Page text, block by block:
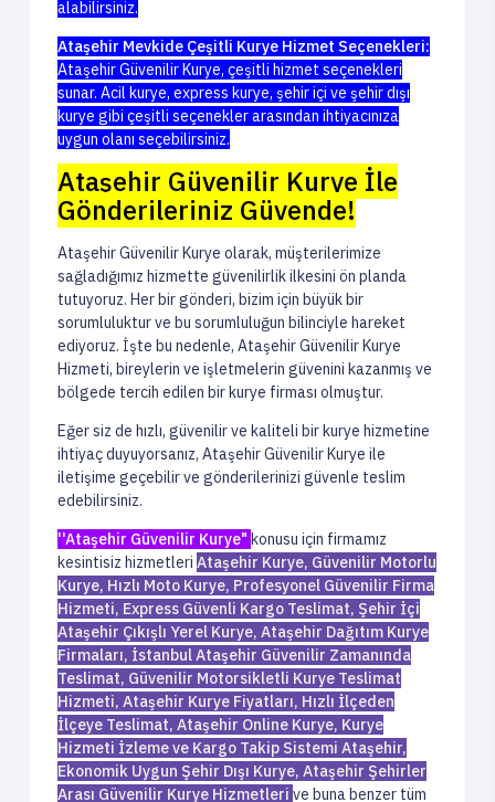
alabilirsiniz.
Ataşehir Mevkide Çeşitli Kurye Hizmet Seçenekleri:
Ataşehir Güvenilir Kurye, çeşitli hizmet seçenekleri
sunar. Acil kurye, express kurye, şehir içi ve şehir dışı
kurye gibi çeşitli seçenekler arasından ihtiyacınıza
uygun olanı seçebilirsiniz.
Ataşehir Güvenilir Kurye İle
Gönderileriniz Güvende!
Ataşehir Güvenilir Kurye olarak, müşterilerimize
sağladığımız hizmette güvenilirlik ilkesini ön planda
tutuyoruz. Her bir gönderi, bizim için büyük bir
sorumluluktur ve bu sorumluluğun bilinciyle hareket
ediyoruz. İşte bu nedenle, Ataşehir Güvenilir Kurye
Hizmeti, bireylerin ve işletmelerin güvenini kazanmış ve
bölgede tercih edilen bir kurye firması olmuştur.
Eğer siz de hızlı, güvenilir ve kaliteli bir kurye hizmetine
ihtiyaç duyuyorsanız, Ataşehir Güvenilir Kurye ile
iletişime geçebilir ve gönderilerinizi güvenle teslim
edebilirsiniz.
''Ataşehir Güvenilir Kurye" konusu için firmamız
kesintisiz hizmetleri Ataşehir Kurye, Güvenilir Motorlu
Kurye, Hızlı Moto Kurye, Profesyonel Güvenilir Firma
Hizmeti, Express Güvenli Kargo Teslimat, Şehir İçi
Ataşehir Çıkışlı Yerel Kurye, Ataşehir Dağıtım Kurye
Firmaları, İstanbul Ataşehir Güvenilir Zamanında
Teslimat, Güvenilir Motorsikletli Kurye Teslimat
Hizmeti, Ataşehir Kurye Fiyatları, Hızlı İlçeden
İlçeye Teslimat, Ataşehir Online Kurye, Kurye
Hizmeti İzleme ve Kargo Takip Sistemi Ataşehir,
Ekonomik Uygun Şehir Dışı Kurye, Ataşehir Şehirler
Arası Güvenilir Kurye Hizmetleri ve buna benzer tüm